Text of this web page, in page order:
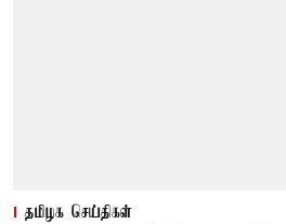
தமிழக செய்திகள்